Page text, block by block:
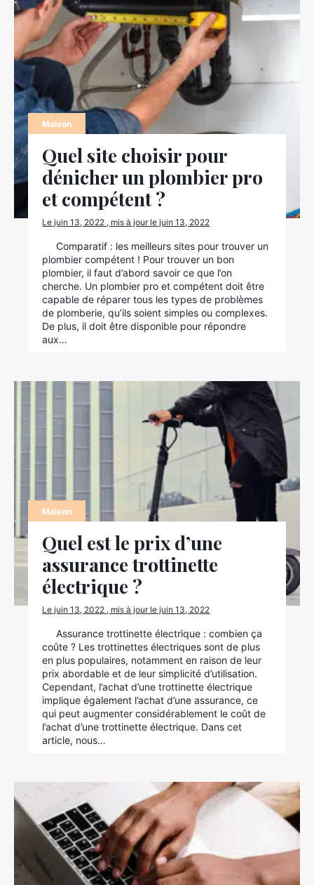
Maison
Quel site choisir pour
dénicher un plombier pro
et compétent ?
Le juin 13, 2022 , mis à jour le juin 13, 2022
Comparatif : les meilleurs sites pour trouver un
plombier compétent ! Pour trouver un bon
plombier, il faut d’abord savoir ce que l’on
cherche. Un plombier pro et compétent doit être
capable de réparer tous les types de problèmes
de plomberie, qu’ils soient simples ou complexes.
De plus, il doit être disponible pour répondre
aux…
Maison
Quel est le prix d’une
assurance trottinette
électrique ?
Le juin 13, 2022 , mis à jour le juin 13, 2022
Assurance trottinette électrique : combien ça
coûte ? Les trottinettes électriques sont de plus
en plus populaires, notamment en raison de leur
prix abordable et de leur simplicité d’utilisation.
Cependant, l’achat d’une trottinette électrique
implique également l’achat d’une assurance, ce
qui peut augmenter considérablement le coût de
l’achat d’une trottinette électrique. Dans cet
article, nous…
×
Rechercher
: